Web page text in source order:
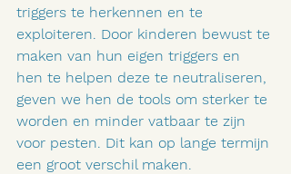
triggers te herkennen en te
exploiteren. Door kinderen bewust te
maken van hun eigen triggers en
hen te helpen deze te neutraliseren,
geven we hen de tools om sterker te
worden en minder vatbaar te zijn
voor pesten. Dit kan op lange termijn
een groot verschil maken.